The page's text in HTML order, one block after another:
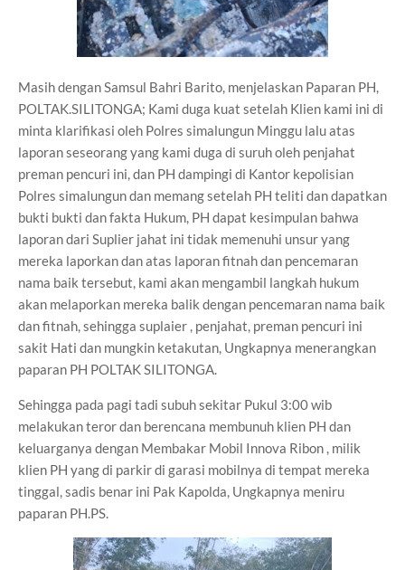
Masih dengan Samsul Bahri Barito, menjelaskan Paparan PH,
POLTAK.SILITONGA; Kami duga kuat setelah Klien kami ini di
minta klarifikasi oleh Polres simalungun Minggu lalu atas
laporan seseorang yang kami duga di suruh oleh penjahat
preman pencuri ini, dan PH dampingi di Kantor kepolisian
Polres simalungun dan memang setelah PH teliti dan dapatkan
bukti bukti dan fakta Hukum, PH dapat kesimpulan bahwa
laporan dari Suplier jahat ini tidak memenuhi unsur yang
mereka laporkan dan atas laporan fitnah dan pencemaran
nama baik tersebut, kami akan mengambil langkah hukum
akan melaporkan mereka balik dengan pencemaran nama baik
dan fitnah, sehingga suplaier , penjahat, preman pencuri ini
sakit Hati dan mungkin ketakutan, Ungkapnya menerangkan
paparan PH POLTAK SILITONGA.
Sehingga pada pagi tadi subuh sekitar Pukul 3:00 wib
melakukan teror dan berencana membunuh klien PH dan
keluarganya dengan Membakar Mobil Innova Ribon , milik
klien PH yang di parkir di garasi mobilnya di tempat mereka
tinggal, sadis benar ini Pak Kapolda, Ungkapnya meniru
paparan PH.PS.